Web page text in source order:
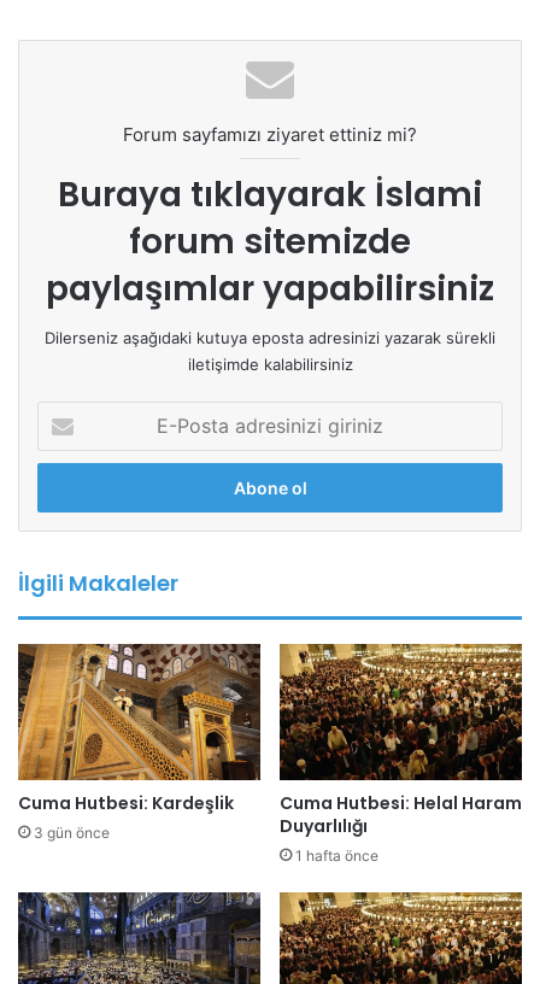
Forum sayfamızı ziyaret ettiniz mi?
Buraya tıklayarak İslami
forum sitemizde
paylaşımlar yapabilirsiniz
Dilerseniz aşağıdaki kutuya eposta adresinizi yazarak sürekli
iletişimde kalabilirsiniz
P
s
a
d
r
e
s
i
n
i
g
r
i
n
i
İlgili Makaleler
Cuma Hutbesi: Kardeşlik
3 gün önce
Cuma Hutbesi: Helal Haram
Duyarlılığı
1 hafta önce